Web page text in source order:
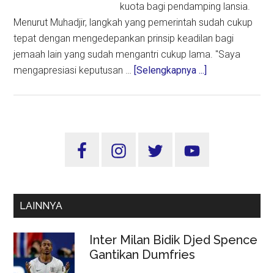
kuota bagi pendamping lansia.
Menurut Muhadjir, langkah yang pemerintah sudah cukup
tepat dengan mengedepankan prinsip keadilan bagi
jemaah lain yang sudah mengantri cukup lama. "Saya
mengapresiasi keputusan … [Selengkapnya ...]
Pendamping
Sidebar
LAINNYA
Inter Milan Bidik Djed Spence
Gantikan Dumfries